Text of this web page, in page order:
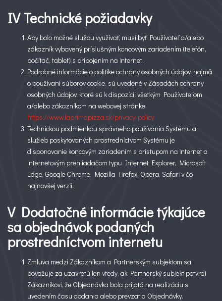
IV Technické požiadavky
Aby bolo možné službu využívať, musí byť Používateľ a/alebo
zákazník vybavený príslušným koncovým zariadením (telefón,
počítač, tablet) s pripojením na internet.
Podrobné informácie o politike ochrany osobných údajov, najmä
o používaní súborov cookie, sú uvedené v Zásadách ochrany
osobných údajov, ktoré sú k dispozícii všetkým Používateľom
a/alebo zákazníkom na webovej stránke:
https://www.laprimapizza.sk/privacy-policy
Technickou podmienkou správneho používania Systému a
služieb poskytovaných prostredníctvom Systému je
disponovanie koncovým zariadením s prístupom na internet a
internetovým prehliadačom typu Internet Explorer, Microsoft
Edge, Google Chrome, Mozilla Firefox, Opera, Safari v čo
najnovšej verzii.
V Dodatočné informácie týkajúce
sa objednávok podaných
prostredníctvom internetu
Zmluva medzi Zákazníkom a Partnerským subjektom sa
považuje za uzavretú len vtedy, ak Partnerský subjekt potvrdí
Zákazníkovi, že Objednávka bola prijatá na realizáciu s
uvedením času dodania alebo prevzatia Objednávky.